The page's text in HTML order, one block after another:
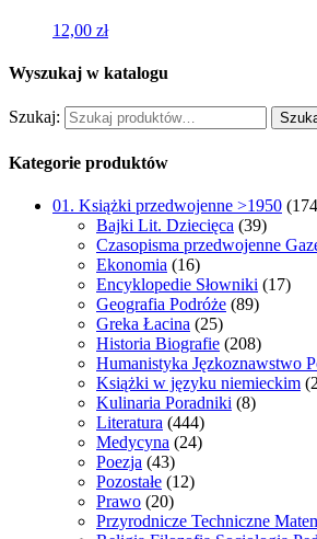
12,00 zł
Wyszukaj w katalogu
Szukaj:
Kategorie produktów
01. Książki przedwojenne >1950
Bajki Lit. Dziecięca (39)
Czasopisma przedwojenne
Ekonomia (16)
Encyklopedie Słowniki (17)
Geografia Podróże (89)
Greka Łacina (25)
Historia Biografie (208)
Humanistyka Jęzkoznawstwo
Książki w języku niemieckim
Kulinaria Poradniki (8)
Literatura (444)
Medycyna (24)
Poezja (43)
Pozostałe (12)
Prawo (20)
Przyrodnicze Techniczne